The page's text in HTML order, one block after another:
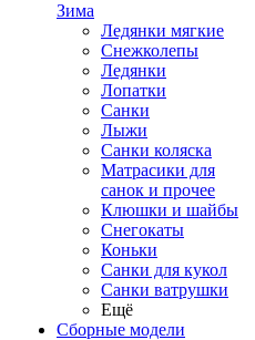
Зима
Ледянки мягкие
Снежколепы
Ледянки
Лопатки
Санки
Лыжи
Санки коляска
Матрасики для
санок и прочее
Клюшки и шайбы
Снегокаты
Коньки
Санки для кукол
Санки ватрушки
Ещё
Сборные модели